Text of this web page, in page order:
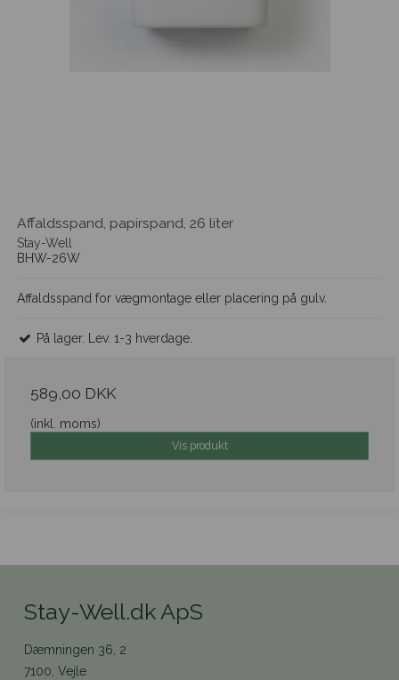
Affaldsspand, papirspand, 26 liter
Stay-Well
BHW-26W
Affaldsspand for vægmontage eller placering på gulv.
På lager. Lev. 1-3 hverdage.
589,00 DKK
(inkl. moms)
Vis produkt
Stay-Well.dk ApS
Dæmningen 36, 2
7100, Vejle